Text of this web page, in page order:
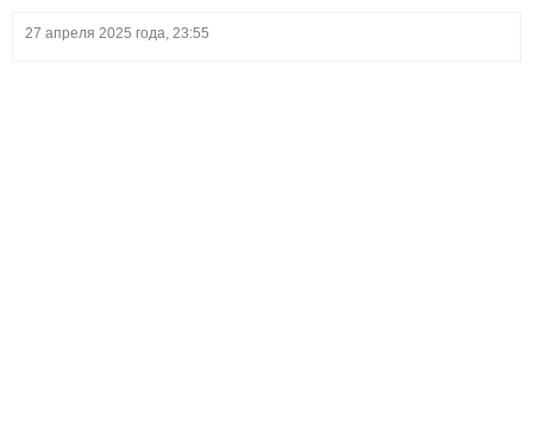
27 апреля 2025 года, 23:55